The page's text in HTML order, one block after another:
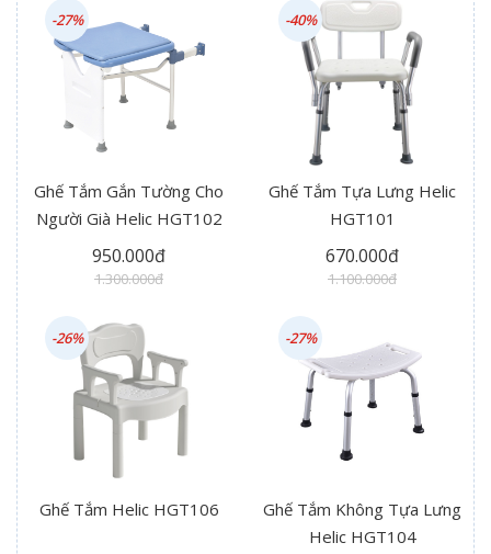
Ghế Tắm Gắn Tường Cho
Người Già Helic HGT102
950.000đ
1.300.000đ
-27%
Ghế Tắm Tựa Lưng Helic
HGT101
670.000đ
1.100.000đ
-40%
Ghế Tắm Helic HGT106
-26%
Ghế Tắm Không Tựa Lưng
Helic HGT104
-27%